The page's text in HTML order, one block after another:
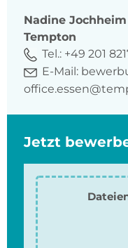
Nadine Jochheim
Tempton
Tel.: +49 201
E-Mail:
Jetzt